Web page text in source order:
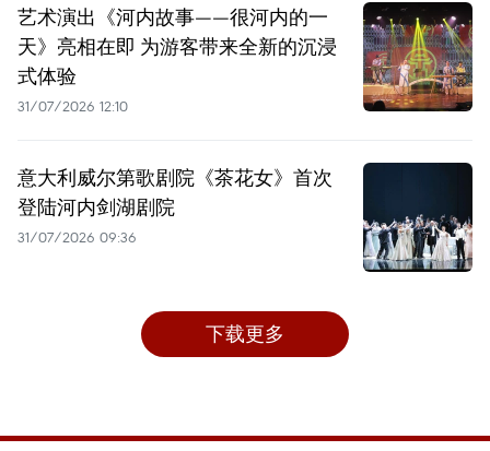
艺术演出《河内故事——很河内的一
天》亮相在即 为游客带来全新的沉浸
式体验
31/07/2026 12:10
意大利威尔第歌剧院《茶花女》首次
登陆河内剑湖剧院
31/07/2026 09:36
下载更多